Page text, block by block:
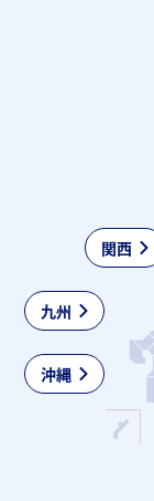
関西
九州
沖縄